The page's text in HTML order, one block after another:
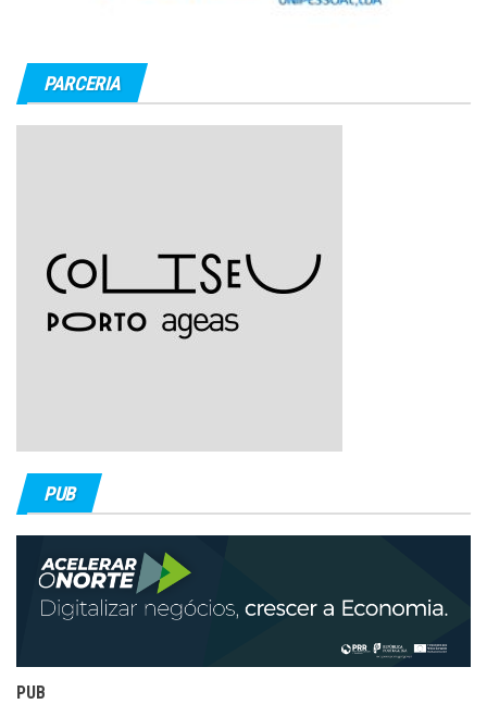
PARCERIA
PUB
PUB